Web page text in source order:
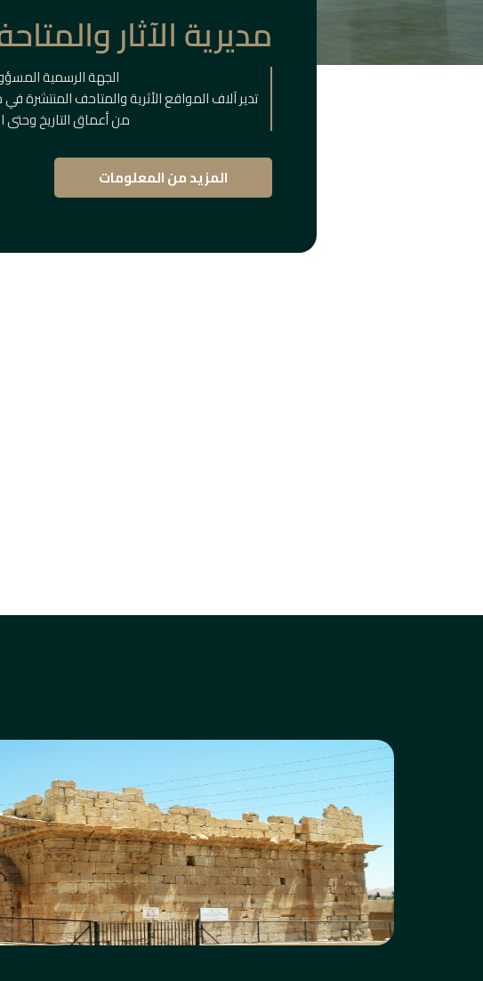
مديرية الآثار
الجهة الرسمية
تدير آلاف المواقع الأثرية والمتاحف المنتشرة
من أعماق التاريخ وحتى
المزيد من المعلومات
المباني